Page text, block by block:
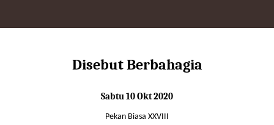
Disebut Berbahagia
Sabtu 10 Okt 2020
Pekan Biasa XXVIII